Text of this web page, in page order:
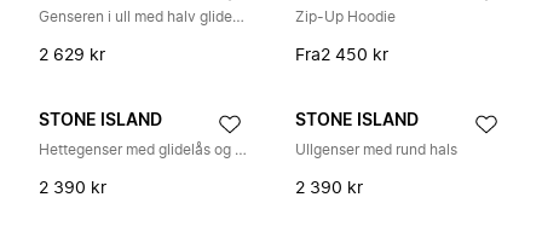
Genseren i ull med halv glidelås
2 629 kr
Zip-Up Hoodie
Fra2 450 kr
STONE ISLAND
Hettegenser med glidelås og logo-patch
2 390 kr
STONE ISLAND
Ullgenser med rund hals
2 390 kr